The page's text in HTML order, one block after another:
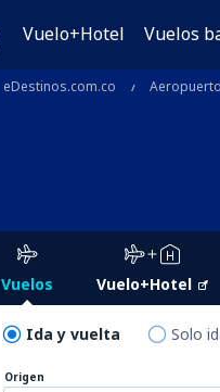
Vuelo+Hotel Vuelos
eDestinos.com.co
Vuelos Vuelo+Hotel
Ida y vuelta Solo
Origen